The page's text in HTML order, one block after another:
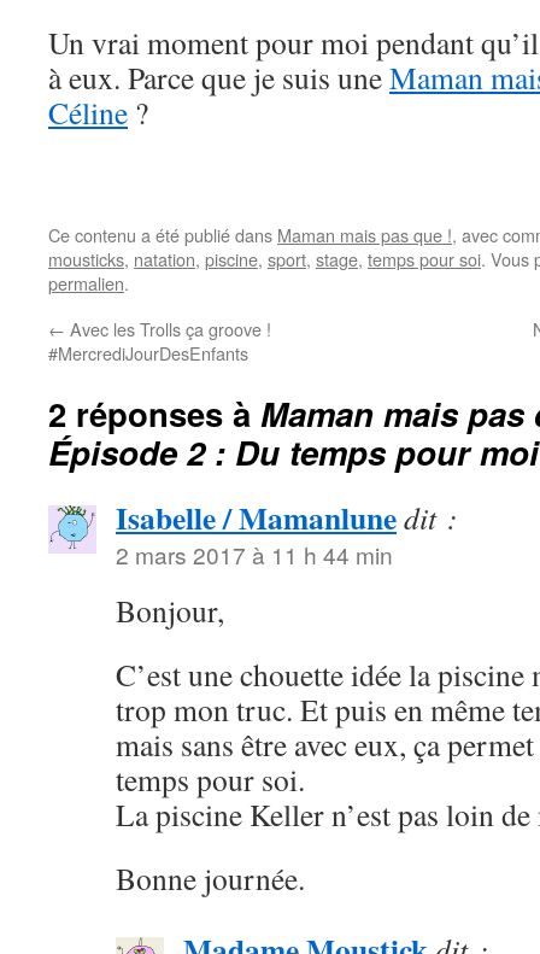
Un vrai moment pour moi pendant
à eux. Parce que je suis uneMaman
Céline ?
Ce contenu a été publié dans Maman mais pas que !, avec
mousticks, natation, piscine, sport, stage, temps pour soi. Vous
permalien.
← Avec les Trolls ça groove !
#MercrediJourDesEnfants
2 réponses à Maman mais pas
Épisode 2 : Du temps pour
Isabelle / Mamanlunedit :
2 mars 2017 à 11 h 44 min
Bonjour,
C’est une chouette idée la piscine
trop mon truc. Et puis en même
mais sans être avec eux, ça
temps pour soi.
La piscine Keller n’est pas loin
Bonne journée.